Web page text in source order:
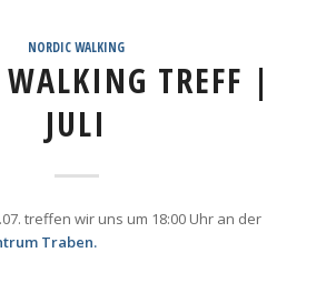
NORDIC WALKING
TREFF |
JULI
treffen wir uns um 18:00 Uhr an der
Traben.